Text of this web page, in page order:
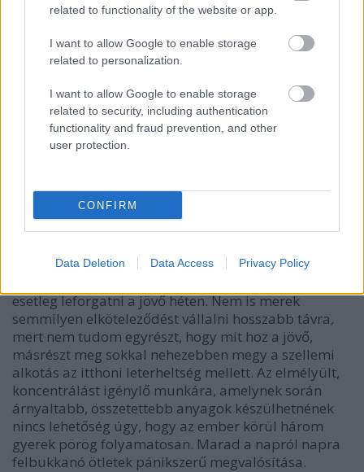
related to functionality of the website or app.
I want to allow Google to enable storage
related to personalization.
I want to allow Google to enable storage
related to security, including authentication
functionality and fraud prevention, and other
user protection.
CONFIRM
Data Deletion Data Access Privacy Policy
- A fellépések elmaradása miatt felszabaduló
idődben vannak konkrét terveid a közeljövőre
nézve?
Nincsenek tervek, egyik napról a másikra tudok én is
esetleg leforgatni a jövő héten. Nem is merek
semmilyen elköteleződést vállalni hosszabb távra,
mert nem tudom egyrészt, hogy mit hoz a jövő,
másrészt meg sokkal nehezebben megy a szellemi
alkotás az itthoni leterheltség mellett. Az elmélyült,
koncentrálást igénylő munkára, amelynek során
árnyaltabb, összetettebb anyagok készülhetnének
nincs lehetőség úgy, hogy az ember körül három
gyerek pörög folyamatosan. Marad a napról napra
felbukkanó ötletek pánikszerű megvalósítása.